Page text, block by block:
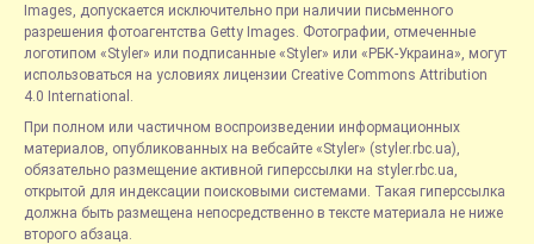
Images, допускается исключительно при наличии письменного
разрешения фотоагентства Getty Images. Фотографии, отмеченные
логотипом «Styler» или подписанные «Styler» или «РБК-Украина», могут
использоваться на условиях лицензии Creative Commons Attribution
4.0 International.
При полном или частичном воспроизведении информационных
материалов, опубликованных на вебсайте «Styler» (styler.rbc.ua),
обязательно размещение активной гиперссылки на styler.rbc.ua,
открытой для индексации поисковыми системами. Такая гиперссылка
должна быть размещена непосредственно в тексте материала не ниже
второго абзаца.